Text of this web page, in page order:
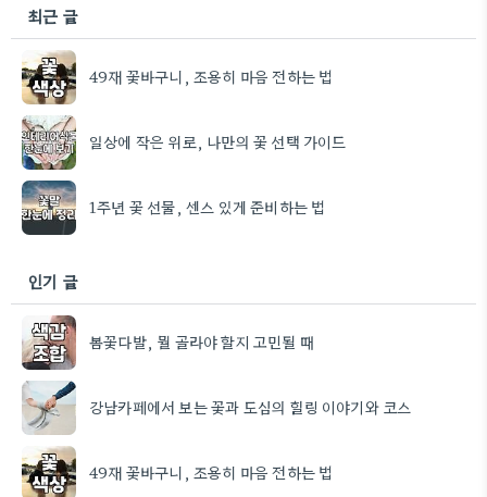
최근 글
49재 꽃바구니, 조용히 마음 전하는 법
일상에 작은 위로, 나만의 꽃 선택 가이드
1주년 꽃 선물, 센스 있게 준비하는 법
인기 글
봄꽃다발, 뭘 골라야 할지 고민될 때
강남카페에서 보는 꽃과 도심의 힐링 이야기와 코스
49재 꽃바구니, 조용히 마음 전하는 법